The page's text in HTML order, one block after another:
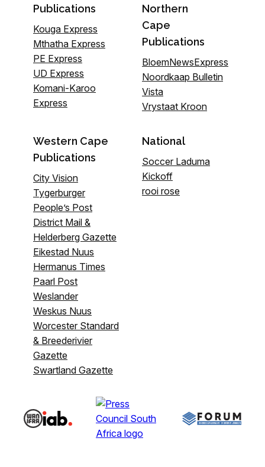
Publications
Kouga Express
Mthatha Express
PE Express
UD Express
Komani-Karoo
Express
Northern
Cape
Publications
BloemNewsExpress
Noordkaap Bulletin
Vista
Vrystaat Kroon
Western Cape
Publications
City Vision
Tygerburger
People’s Post
District Mail &
Helderberg Gazette
Eikestad Nuus
Hermanus Times
Paarl Post
Weslander
Weskus Nuus
Worcester Standard
& Breederivier
Gazette
Swartland Gazette
National
Soccer Laduma
Kickoff
rooi rose